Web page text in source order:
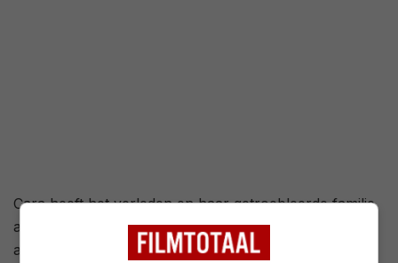
Cara heeft het verleden en haar getroebleerde familie
achter zich gelaten. Terwijl ze de grip op haar leven
aan het verliezen is, krijgt ze een ongewoon verzoek